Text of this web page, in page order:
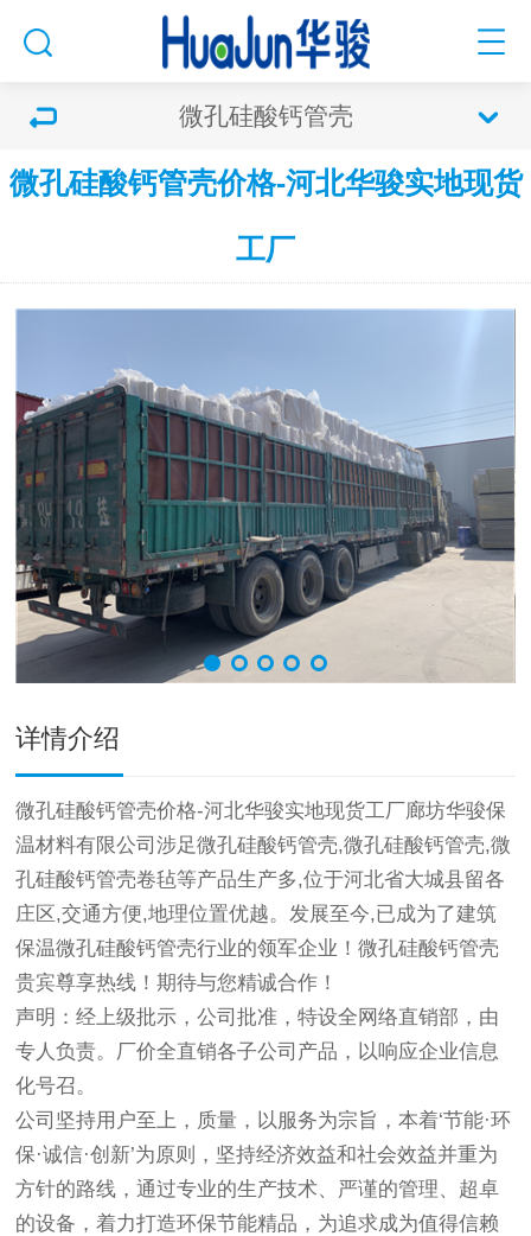
微孔硅酸钙管壳
微孔硅酸钙管壳价格-河北华骏实地现货
工厂
详情介绍
微孔硅酸钙管壳价格-河北华骏实地现货工厂廊坊华骏保
温材料有限公司涉足微孔硅酸钙管壳,微孔硅酸钙管壳,微
孔硅酸钙管壳卷毡等产品生产多,位于河北省大城县留各
庄区,交通方便,地理位置优越。发展至今,已成为了建筑
保温微孔硅酸钙管壳行业的领军企业！微孔硅酸钙管壳
贵宾尊享热线！期待与您精诚合作！
声明：经上级批示，公司批准，特设全网络直销部，由
专人负责。厂价全直销各子公司产品，以响应企业信息
化号召。
公司坚持用户至上，质量，以服务为宗旨，本着‘节能·环
保·诚信·创新’为原则，坚持经济效益和社会效益并重为
方针的路线，通过专业的生产技术、严谨的管理、超卓
的设备，着力打造环保节能精品，为追求成为值得信赖